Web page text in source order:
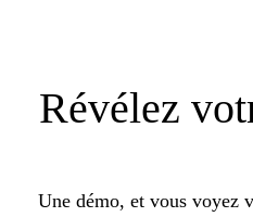
Révélez
Une démo, et vous voyez